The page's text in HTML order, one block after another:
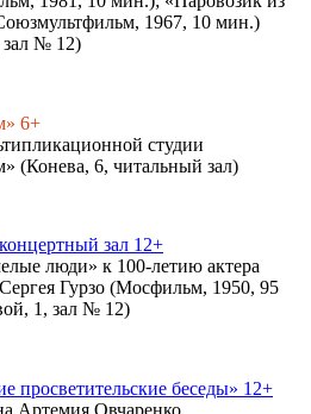
1967, 10 мин.)
зал № 12)
6+
студии
(Конева, 6, читальный зал)
зал 12+
люди» к 100-летию актера
Гурзо (Мосфильм, 1950, 95
1, зал № 12)
просветительские беседы» 12+
Артемия Овчаренко